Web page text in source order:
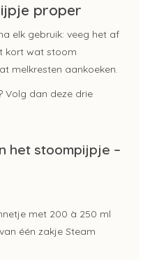
proper
elk gebruik: veeg het af
kort wat stoom
melkresten aankoeken.
Volg dan deze drie
het stoompijpje –
met 200 à 250 ml
één zakje Steam